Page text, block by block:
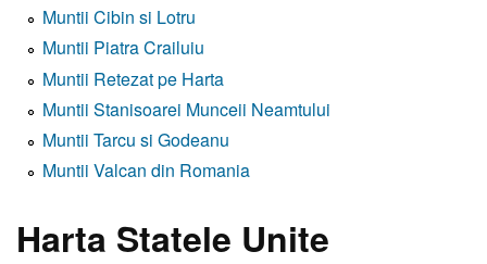
Muntii Cibin si Lotru
Muntii Piatra Crailuiu
Muntii Retezat pe Harta
Muntii Stanisoarei Munceii Neamtului
Muntii Tarcu si Godeanu
Muntii Valcan din Romania
Harta Statele Unite